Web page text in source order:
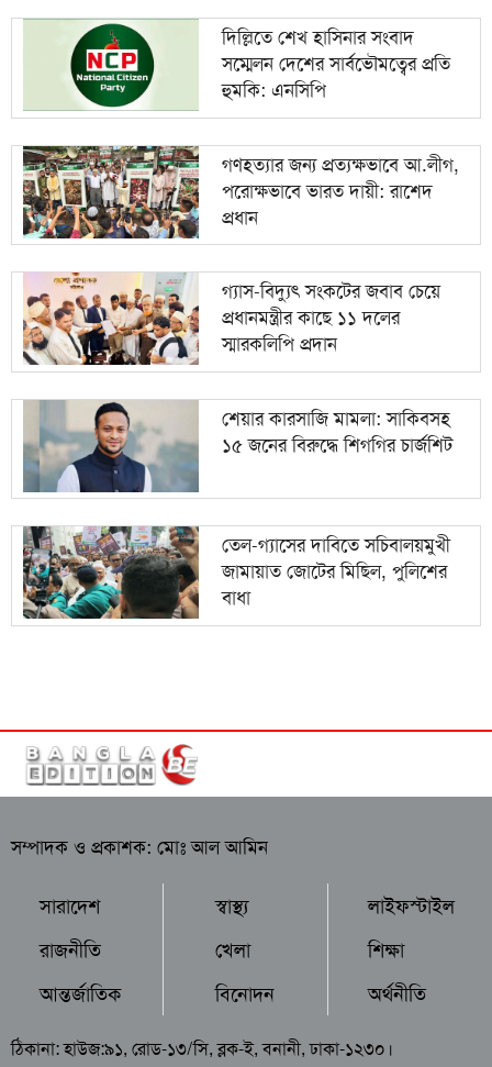
দিল্লিতে শেখ হাসিনার সংবাদ
সম্মেলন দেশের সার্বভৌমত্বের প্রতি
হুমকি: এনসিপি
গণহত্যার জন্য প্রত্যক্ষভাবে আ.লীগ,
পরোক্ষভাবে ভারত দায়ী: রাশেদ
প্রধান
গ্যাস-বিদ্যুৎ সংকটের জবাব চেয়ে
প্রধানমন্ত্রীর কাছে ১১ দলের
স্মারকলিপি প্রদান
শেয়ার কারসাজি মামলা: সাকিবসহ
১৫ জনের বিরুদ্ধে শিগগির চার্জশিট
তেল-গ্যাসের দাবিতে সচিবালয়মুখী
জামায়াত জোটের মিছিল, পুলিশের
বাধা
সম্পাদক ও প্রকাশক: মোঃ আল আমিন
সারাদেশ
রাজনীতি
আন্তর্জাতিক
স্বাস্থ্য
খেলা
বিনোদন
লাইফস্টাইল
শিক্ষা
অর্থনীতি
ঠিকানা: হাউজ:৯১, রোড-১৩/সি, ব্লক-ই, বনানী, ঢাকা-১২৩০।